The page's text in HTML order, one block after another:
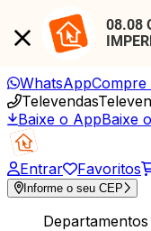
08.08
WhatsAppCompre
Televendas
Baixe o AppBaixe
Entrar Favoritos
Informe o seu CEP
Departamentos